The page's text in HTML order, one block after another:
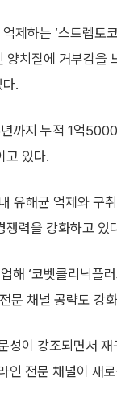
제하는 ‘스트렙토
양치질에 거부감을
.
까지 누적 1억
고 있다.
유해균 억제와 구
력을 강화하고 있
해 ‘코벳클리닉플
문 채널 공략도 강
성이 강조되면서
전문 채널이 새